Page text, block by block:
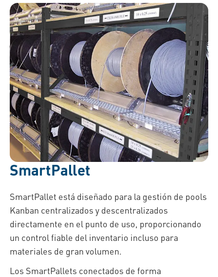
SmartPallet
SmartPallet está diseñado para la gestión de pools
Kanban centralizados y descentralizados
directamente en el punto de uso, proporcionando
un control fiable del inventario incluso para
materiales de gran volumen.
Los SmartPallets conectados de forma